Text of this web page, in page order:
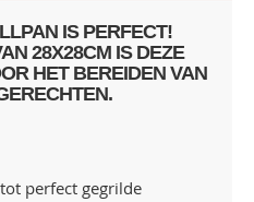
IS PERFECT!
28X28CM IS DEZE
HET BEREIDEN VAN
perfect gegrilde